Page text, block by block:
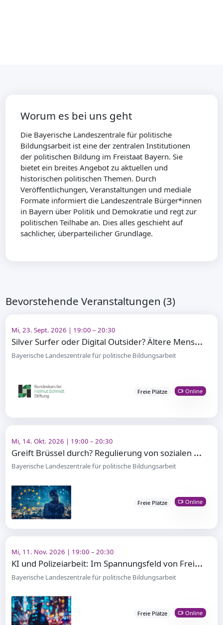
Worum es bei uns geht
Die Bayerische Landeszentrale für politische
Bildungsarbeit ist eine der zentralen Institutionen
der politischen Bildung im Freistaat Bayern. Sie
bietet ein breites Angebot zu aktuellen und
historischen politischen Themen. Durch
Veröffentlichungen, Veranstaltungen und mediale
Formate informiert die Landeszentrale Bürger*innen
in Bayern über Politik und Demokratie und regt zur
politischen Teilhabe an. Dies alles geschieht auf
sachlicher, überparteilicher Grundlage.
Bevorstehende Veranstaltungen (3)
Mi, 23. Sept. 2026 | 19:00 – 20:30
S
ilver Surfer oder Digital Outsider? Ältere Menschen und digitale Teilhabe
Bayerische Landeszentrale für politische Bildungsarbeit
Freie Plätze Online
Mi, 14. Okt. 2026 | 19:00 – 20:30
G
reift Brüssel durch? Regulierung von sozialen Medien in der EU
Bayerische Landeszentrale für politische Bildungsarbeit
Freie Plätze Online
Mi, 11. Nov. 2026 | 19:00 – 20:30
K
I und Polizeiarbeit: Im Spannungsfeld von Freiheit und Sicherheit
Bayerische Landeszentrale für politische Bildungsarbeit
Freie Plätze Online